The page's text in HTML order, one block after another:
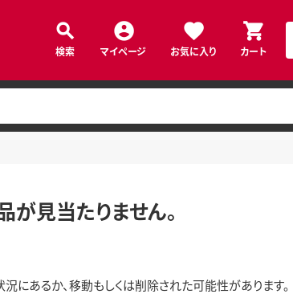
検索 マイページ お気に入り カート
が見当たりません。
にあるか、移動もしくは削除された可能性があります。